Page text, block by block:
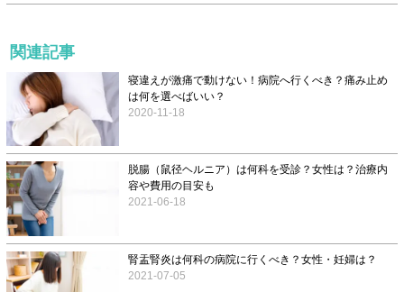
関連記事
寝違えが激痛で動けない！病院へ行くべき？痛み止め
は何を選べばいい？
2020-11-18
脱腸（鼠径ヘルニア）は何科を受診？女性は？治療内
容や費用の目安も
2021-06-18
腎盂腎炎は何科の病院に行くべき？女性・妊婦は？
2021-07-05